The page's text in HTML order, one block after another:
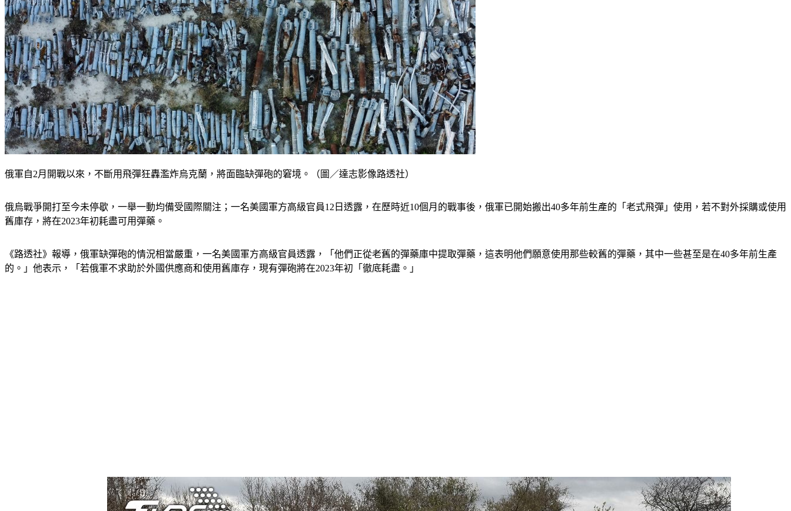
俄軍自2月開戰以來，不斷用飛彈狂轟濫炸烏克蘭，將面臨缺彈砲的窘境。（圖／達志影像路透社）
俄烏戰爭開打至今未停歇，一舉一動均備受國際關注；一名美國軍方高級官員12日透露，在歷時近10個月的戰事後，俄軍已開始搬出40多年前生產的「老式飛彈」使用，若不對外採購或使用
舊庫存，將在2023年初耗盡可用彈藥。
《路透社》報導，俄軍缺彈砲的情況相當嚴重，一名美國軍方高級官員透露，「他們正從老舊的彈藥庫中提取彈藥，這表明他們願意使用那些較舊的彈藥，其中一些甚至是在40多年前生產
的。」他表示，「若俄軍不求助於外國供應商和使用舊庫存，現有彈砲將在2023年初「徹底耗盡。」